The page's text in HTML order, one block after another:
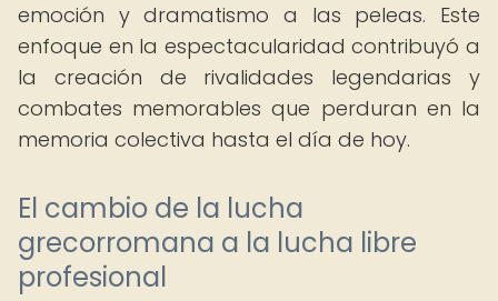
emoción y dramatismo a las peleas. Este
enfoque en la espectacularidad contribuyó a
la creación de rivalidades legendarias y
combates memorables que perduran en la
memoria colectiva hasta el día de hoy.
El cambio de la lucha
grecorromana a la lucha libre
profesional